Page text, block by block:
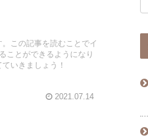
この記事を読むことでイ
ことができるようになり
いきましょう！
2021.07.14